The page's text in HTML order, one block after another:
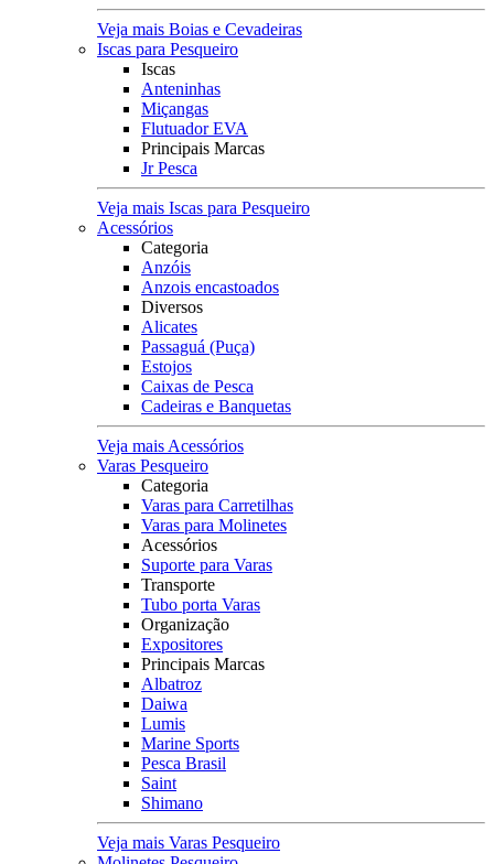
Veja mais Boias e Cevadeiras
Iscas para Pesqueiro
Iscas
Anteninhas
Miçangas
Flutuador EVA
Principais Marcas
Jr Pesca
Veja mais Iscas para Pesqueiro
Acessórios
Categoria
Anzóis
Anzois encastoados
Diversos
Alicates
Passaguá (Puça)
Estojos
Caixas de Pesca
Cadeiras e Banquetas
Veja mais Acessórios
Varas Pesqueiro
Categoria
Varas para Carretilhas
Varas para Molinetes
Acessórios
Suporte para Varas
Transporte
Tubo porta Varas
Organização
Expositores
Principais Marcas
Albatroz
Daiwa
Lumis
Marine Sports
Pesca Brasil
Saint
Shimano
Veja mais Varas Pesqueiro